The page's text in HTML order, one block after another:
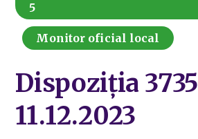
5
Monitor oficial local
Dispoziția
11.12.2023